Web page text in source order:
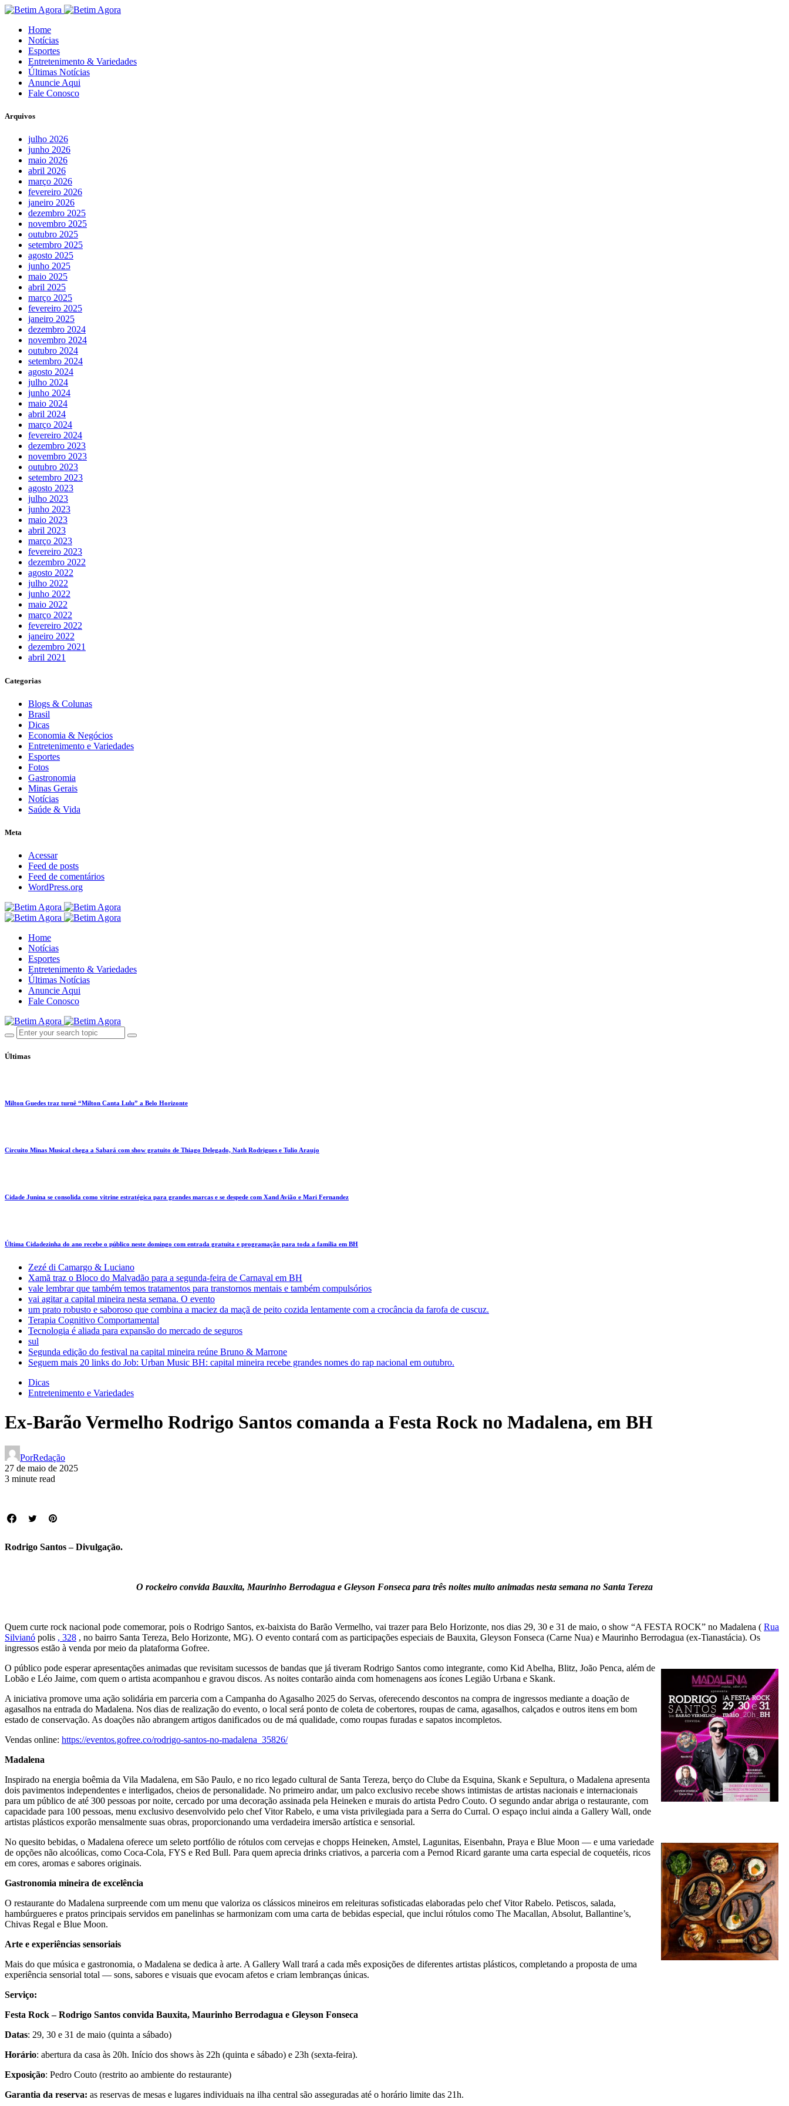
Home
Notícias
Esportes
Entretenimento & Variedades
Últimas Notícias
Anuncie Aqui
Fale Conosco
Arquivos
julho 2026
junho 2026
maio 2026
abril 2026
março 2026
fevereiro 2026
janeiro 2026
dezembro 2025
novembro 2025
outubro 2025
setembro 2025
agosto 2025
junho 2025
maio 2025
abril 2025
março 2025
fevereiro 2025
janeiro 2025
dezembro 2024
novembro 2024
outubro 2024
setembro 2024
agosto 2024
julho 2024
junho 2024
maio 2024
abril 2024
março 2024
fevereiro 2024
dezembro 2023
novembro 2023
outubro 2023
setembro 2023
agosto 2023
julho 2023
junho 2023
maio 2023
abril 2023
março 2023
fevereiro 2023
dezembro 2022
agosto 2022
julho 2022
junho 2022
maio 2022
março 2022
fevereiro 2022
janeiro 2022
dezembro 2021
abril 2021
Categorias
Blogs & Colunas
Brasil
Dicas
Economia & Negócios
Entretenimento e Variedades
Esportes
Fotos
Gastronomia
Minas Gerais
Notícias
Saúde & Vida
Meta
Acessar
Feed de posts
Feed de comentários
WordPress.org
Home
Notícias
Esportes
Entretenimento & Variedades
Últimas Notícias
Anuncie Aqui
Fale Conosco
Últimas
Milton Guedes traz turnê “Milton Canta Lulu” a Belo Horizonte
Circuito Minas Musical chega a Sabará com show gratuito de Thiago Delegado, Nath Rodrigues e Tulio Araujo
Cidade Junina se consolida como vitrine estratégica para grandes marcas e se despede com Xand Avião e Mari Fernandez
Última Cidadezinha do ano recebe o público neste domingo com entrada gratuita e programação para toda a família em BH
Zezé di Camargo & Luciano
Xamã traz o Bloco do Malvadão para a segunda-feira de Carnaval em BH
vale lembrar que também temos tratamentos para transtornos mentais e também compulsórios
vai agitar a capital mineira nesta semana. O evento
um prato robusto e saboroso que combina a maciez da maçã de peito cozida lentamente com a crocância da farofa de cuscuz.
Terapia Cognitivo Comportamental
Tecnologia é aliada para expansão do mercado de seguros
sul
Segunda edição do festival na capital mineira reúne Bruno & Marrone
Seguem mais 20 links do Job: Urban Music BH: capital mineira recebe grandes nomes do rap nacional em outubro.
Dicas
Entretenimento e Variedades
Ex-Barão Vermelho Rodrigo Santos comanda a Festa Rock no Madalena, em BH
PorRedação
27 de maio de 2025
3 minute read
Rodrigo Santos – Divulgação.
O rockeiro convida Bauxita, Maurinho Berrodagua e Gleyson Fonseca para três noites muito animadas nesta semana no Santa Tereza
Quem curte rock nacional pode comemorar, pois o Rodrigo Santos, ex-baixista do Barão Vermelho, vai trazer para Belo Horizonte, nos dias 29, 30 e 31 de maio, o show “A FESTA ROCK” no Madalena ( Rua
Silvianó polis , 328 , no bairro Santa Tereza, Belo Horizonte, MG). O evento contará com as participações especiais de Bauxita, Gleyson Fonseca (Carne Nua) e Maurinho Berrodagua (ex-Tianastácia). Os
ingressos estão à venda por meio da plataforma Gofree.
O público pode esperar apresentações animadas que revisitam sucessos de bandas que já tiveram Rodrigo Santos como integrante, como Kid Abelha, Blitz, João Penca, além de
Lobão e Léo Jaime, com quem o artista acompanhou e gravou discos. As noites contarão ainda com homenagens aos ícones Legião Urbana e Skank.
A iniciativa promove uma ação solidária em parceria com a Campanha do Agasalho 2025 do Servas, oferecendo descontos na compra de ingressos mediante a doação de
agasalhos na entrada do Madalena. Nos dias de realização do evento, o local será ponto de coleta de cobertores, roupas de cama, agasalhos, calçados e outros itens em bom
estado de conservação. As doações não abrangem artigos danificados ou de má qualidade, como roupas furadas e sapatos incompletos.
Vendas online: https://eventos.gofree.co/rodrigo-santos-no-madalena_ 35826/
Madalena
Inspirado na energia boêmia da Vila Madalena, em São Paulo, e no rico legado cultural de Santa Tereza, berço do Clube da Esquina, Skank e Sepultura, o Madalena apresenta
dois pavimentos independentes e interligados, cheios de personalidade. No primeiro andar, um palco exclusivo recebe shows intimistas de artistas nacionais e internacionais
para um público de até 300 pessoas por noite, cercado por uma decoração assinada pela Heineken e murais do artista Pedro Couto. O segundo andar abriga o restaurante, com
capacidade para 100 pessoas, menu exclusivo desenvolvido pelo chef Vitor Rabelo, e uma vista privilegiada para a Serra do Curral. O espaço inclui ainda a Gallery Wall, onde
artistas plásticos exporão mensalmente suas obras, proporcionando uma verdadeira imersão artística e sensorial.
No quesito bebidas, o Madalena oferece um seleto portfólio de rótulos com cervejas e chopps Heineken, Amstel, Lagunitas, Eisenbahn, Praya e Blue Moon — e uma variedade
de opções não alcoólicas, como Coca-Cola, FYS e Red Bull. Para quem aprecia drinks criativos, a parceria com a Pernod Ricard garante uma carta especial de coquetéis, ricos
em cores, aromas e sabores originais.
Gastronomia mineira de excelência
O restaurante do Madalena surpreende com um menu que valoriza os clássicos mineiros em releituras sofisticadas elaboradas pelo chef Vitor Rabelo. Petiscos, salada,
hambúrgueres e pratos principais servidos em panelinhas se harmonizam com uma carta de bebidas especial, que inclui rótulos como The Macallan, Absolut, Ballantine’s,
Chivas Regal e Blue Moon.
Arte e experiências sensoriais
Mais do que música e gastronomia, o Madalena se dedica à arte. A Gallery Wall trará a cada mês exposições de diferentes artistas plásticos, completando a proposta de uma
experiência sensorial total — sons, sabores e visuais que evocam afetos e criam lembranças únicas.
Serviço:
Festa Rock – Rodrigo Santos convida Bauxita, Maurinho Berrodagua e Gleyson Fonseca
Datas: 29, 30 e 31 de maio (quinta a sábado)
Horário: abertura da casa às 20h. Início dos shows às 22h (quinta e sábado) e 23h (sexta-feira).
Exposição: Pedro Couto (restrito ao ambiente do restaurante)
Garantia da reserva: as reservas de mesas e lugares individuais na ilha central são asseguradas até o horário limite das 21h.